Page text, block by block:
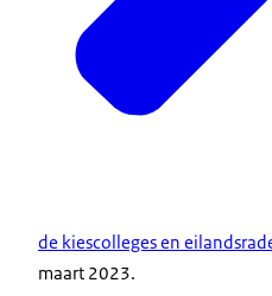
de kiescolleges en
maart 2023.